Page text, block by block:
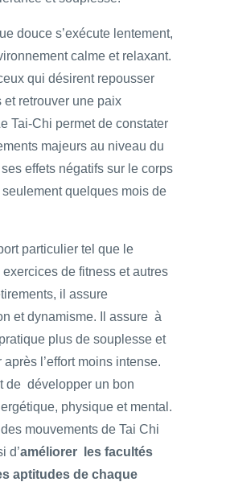
douce s’exécute lentement,
calme et relaxant.
qui désirent repousser
et retrouver une paix
Tai-Chi permet de constater
majeurs au niveau du
effets négatifs sur le corps
quelques mois de
particulier tel que le
exercices de fitness et autres
il assure
et dynamisme. Il assure à
plus de souplesse et
l’effort moins intense.
de développer un bon
physique et mental.
mouvements de Tai Chi
d’améliorer les facultés
aptitudes de chaque